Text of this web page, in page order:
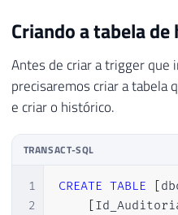
Criando a tabela
Antes de criar a trigger que
precisaremos criar a tabela
e criar o histórico.
TRANSACT-SQL
1
2
CREATE TABLE